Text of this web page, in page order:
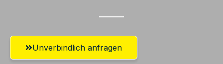
Unverbindlich anfragen